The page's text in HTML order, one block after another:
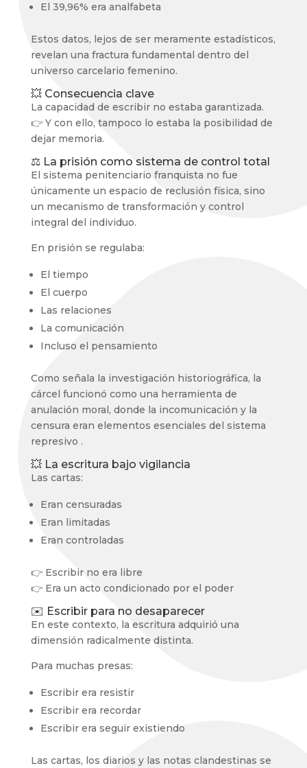
El 39,96% era analfabeta
Estos datos, lejos de ser meramente estadísticos,
revelan una fractura fundamental dentro del
universo carcelario femenino.
💥 Consecuencia clave
La capacidad de escribir no estaba garantizada.
👉 Y con ello, tampoco lo estaba la posibilidad de
dejar memoria.
⚖️ La prisión como sistema de control total
El sistema penitenciario franquista no fue
únicamente un espacio de reclusión física, sino
un mecanismo de transformación y control
integral del individuo.
En prisión se regulaba:
El tiempo
El cuerpo
Las relaciones
La comunicación
Incluso el pensamiento
Como señala la investigación historiográfica, la
cárcel funcionó como una herramienta de
anulación moral, donde la incomunicación y la
censura eran elementos esenciales del sistema
represivo .
💥 La escritura bajo vigilancia
Las cartas:
Eran censuradas
Eran limitadas
Eran controladas
👉 Escribir no era libre
👉 Era un acto condicionado por el poder
✉️ Escribir para no desaparecer
En este contexto, la escritura adquirió una
dimensión radicalmente distinta.
Para muchas presas:
Escribir era resistir
Escribir era recordar
Escribir era seguir existiendo
Las cartas, los diarios y las notas clandestinas se